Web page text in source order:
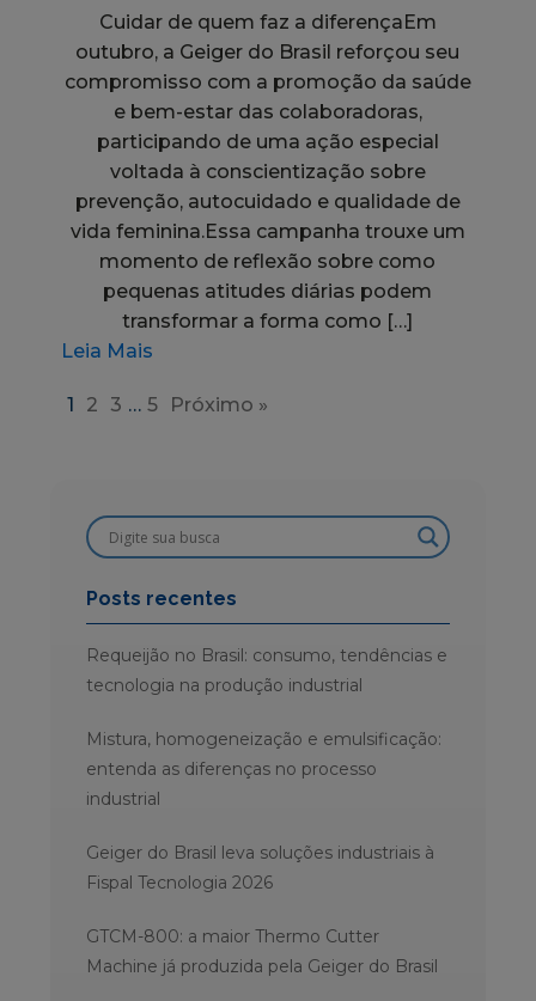
Cuidar de quem faz a diferençaEm
outubro, a Geiger do Brasil reforçou seu
compromisso com a promoção da saúde
e bem-estar das colaboradoras,
participando de uma ação especial
voltada à conscientização sobre
prevenção, autocuidado e qualidade de
vida feminina.Essa campanha trouxe um
momento de reflexão sobre como
pequenas atitudes diárias podem
transformar a forma como […]
Leia Mais
1 2 3 … 5 Próximo »
Posts recentes
Requeijão no Brasil: consumo, tendências e
tecnologia na produção industrial
Mistura, homogeneização e emulsificação:
entenda as diferenças no processo
industrial
Geiger do Brasil leva soluções industriais à
Fispal Tecnologia 2026
GTCM-800: a maior Thermo Cutter
Machine já produzida pela Geiger do Brasil